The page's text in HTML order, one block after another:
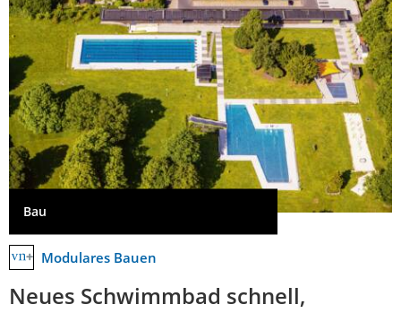
Bau
Modulares Bauen
Neues Schwimmbad schnell,